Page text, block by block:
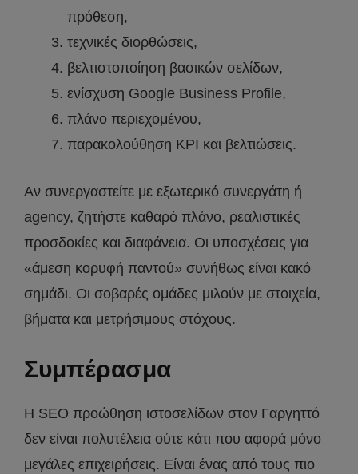
πρόθεση,
τεχνικές διορθώσεις,
βελτιστοποίηση βασικών σελίδων,
ενίσχυση Google Business Profile,
πλάνο περιεχομένου,
παρακολούθηση KPI και βελτιώσεις.
Αν συνεργαστείτε με εξωτερικό συνεργάτη ή
agency, ζητήστε καθαρό πλάνο, ρεαλιστικές
προσδοκίες και διαφάνεια. Οι υποσχέσεις για
«άμεση κορυφή παντού» συνήθως είναι κακό
σημάδι. Οι σοβαρές ομάδες μιλούν με στοιχεία,
βήματα και μετρήσιμους στόχους.
Συμπέρασμα
Η SEO προώθηση ιστοσελίδων στον Γαργηττό
δεν είναι πολυτέλεια ούτε κάτι που αφορά μόνο
μεγάλες επιχειρήσεις. Είναι ένας από τους πιο